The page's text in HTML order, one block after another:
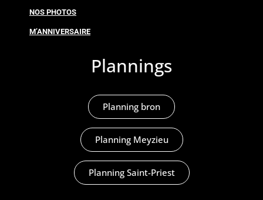
NOS PHOTOS
M’ANNIVERSAIRE
Plannings
Planning bron
Planning Meyzieu
Planning Saint-Priest